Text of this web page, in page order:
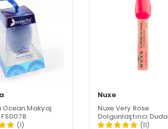
Ocean Makyaj
(1)
Nuxe
Nuxe Very Rose
Dolgunlaştırıcı
Serumu 8 ml (11)